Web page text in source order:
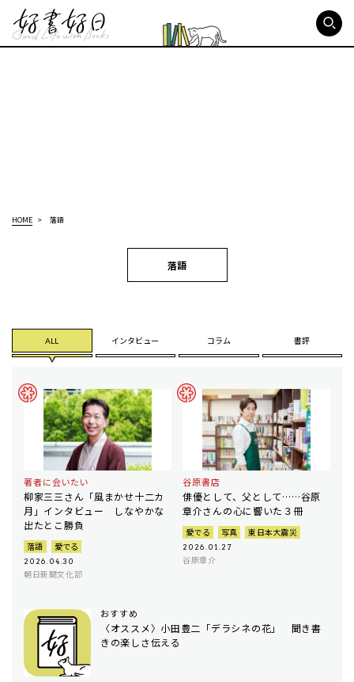
HOME 落語
落語
ALL インタビュー コラム 書評
著者に会いたい
柳家三三さん「風まかせ十二カ
月」インタビュー しなやかな
出たとこ勝負
落語 愛でる
2026.04.30
朝日新聞文化部
谷原書店
俳優として、父として……谷原
章介さんの心に響いた３冊
愛でる 写真 東日本大震災
2026.01.27
谷原章介
おすすめ
〈オススメ〉小田豊二「デラシネの花」 聞き書
きの楽しさ伝える